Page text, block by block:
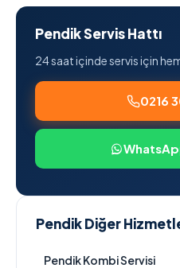
Pendik Servis Hattı
24 saat içinde servis için
0216
Pendik Diğer
Pendik Kombi Servisi